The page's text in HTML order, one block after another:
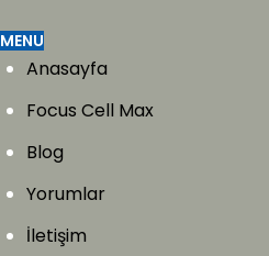
MENU
Anasayfa
Focus Cell Max
Blog
Yorumlar
İletişim